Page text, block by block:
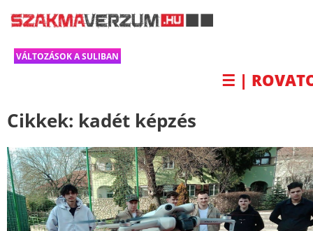
VÁLTOZÁSOK A SULIBAN
☰ |
Cikkek: kadét képzés